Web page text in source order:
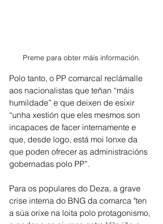
Preme para obter máis información.
Polo tanto, o PP comarcal reclámalle
aos nacionalistas que teñan “máis
humildade” e que deixen de esixir
“unha xestión que eles mesmos son
incapaces de facer internamente e
que, desde logo, está moi lonxe da
que poden ofrecer as administracións
gobernadas polo PP”.
Para os populares do Deza, a grave
crise interna do BNG da comarca "ten
a súa orixe na loita polo protagonismo,